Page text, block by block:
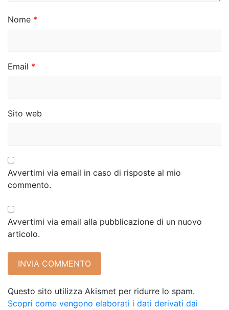
r
c
l
Nome *
Email *
Sito web
Avvertimi via email in caso di risposte al mio
commento.
Avvertimi via email alla pubblicazione di un nuovo
articolo.
Questo sito utilizza Akismet per ridurre lo spam.
Scopri come vengono elaborati i dati derivati dai